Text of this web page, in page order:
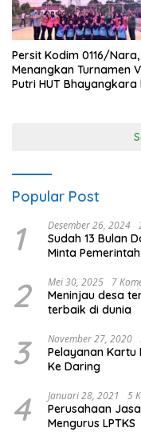
Persit Kodim 0116/Nara,
Menangkan Turnamen
Putri HUT Bhayangkara
Popular Post
1 Desember 26, 2024
Sudah 13 Bulan
Minta
2 Mei 30, 2025 7
Meninjau desa
terbaik di dunia
3 November 27, 2020
Pelayanan Kartu
Ke Daring
4 Januari 28, 2021 5
Perusahaan
Mengurus LPTKS